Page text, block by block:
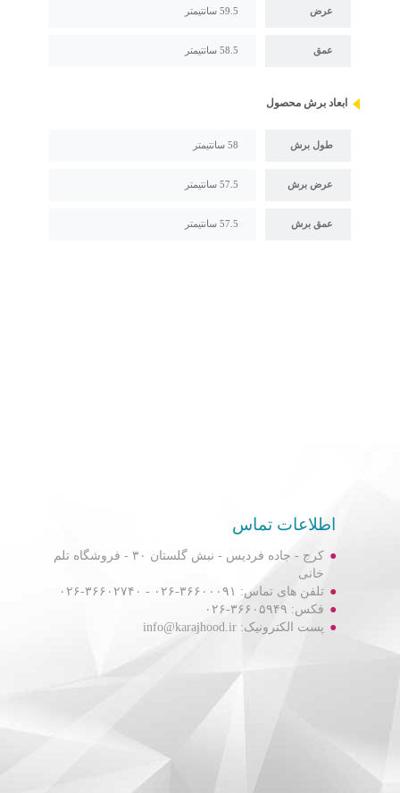
عرض 59.5 سانتیمتر
عمق 58.5 سانتیمتر
ابعاد برش محصول
طول برش 58 سانتیمتر
عرض برش 57.5 سانتیمتر
عمق برش 57.5 سانتیمتر
اطلاعات تماس
کرج - جاده فردیس - نبش گلستان ۳۰ - فروشگاه تلم
خانی
تلفن های تماس: ۳۶۶۰۰۰۹۱-۰۲۶ - ۳۶۶۰۲۷۴۰-۰۲۶
فکس: ۳۶۶۰۵۹۴۹-۰۲۶
پست الکترونیک: info@karajhood.ir